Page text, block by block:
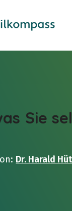
Sie
Dr. Harald